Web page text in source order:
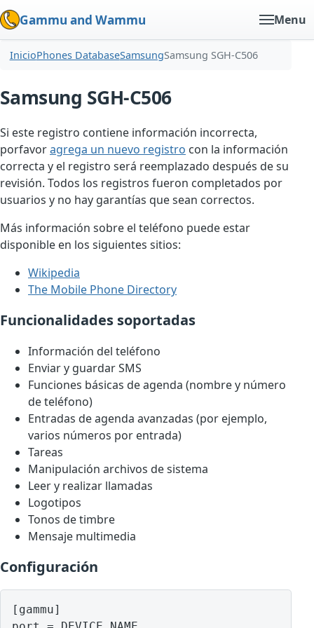
Gammu and Wammu Menu
InicioPhones DatabaseSamsungSamsung SGH-C506
Samsung SGH-C506
Si este registro contiene información incorrecta,
porfavoragrega un nuevo registro con la información
correcta y el registro será reemplazado después de su
revisión. Todos los registros fueron completados por
usuarios y no hay garantías que sean correctos.
Más información sobre el teléfono puede estar
disponible en los siguientes sitios:
Wikipedia
The Mobile Phone Directory
Funcionalidades soportadas
Información del teléfono
Enviar y guardar SMS
Funciones básicas de agenda (nombre y número
de teléfono)
Entradas de agenda avanzadas (por ejemplo,
varios números por entrada)
Tareas
Manipulación archivos de sistema
Leer y realizar llamadas
Logotipos
Tonos de timbre
Mensaje multimedia
Configuración
[gammu]